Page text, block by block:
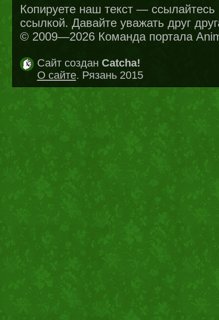
Копируете наш текст —
ссылкой. Давайте уважать друг
© 2009—2026 Команда портала
Сайт создан Catcha!
О сайте. Рязань 2015